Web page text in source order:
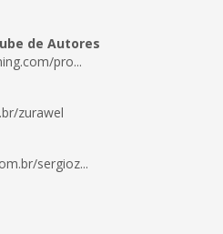
de Autores
pro...
zurawel
sergioz...